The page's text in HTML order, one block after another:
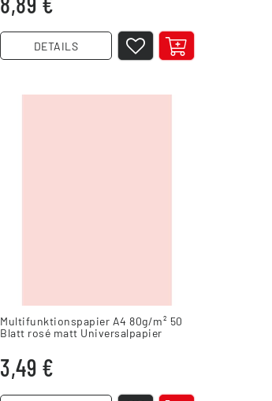
DETAILS
Multifunktionspapier A4 80g/m² 50
Blatt rosé matt Universalpapier
3,49 €